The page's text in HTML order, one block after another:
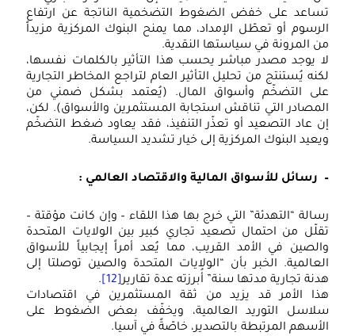
تساعد على خفض الضغوط التضخمية الناتجة عن ارتفاع
الرسوم أو تعطّل الإمداد، مما يمنح البنوك المركزية مزيداً
من المرونة في سياستها النقدية.
لا يوجد مصدر مباشر يحسب هذا التأثير بالكلمات نفسها،
لكنه يُستنتج من تحليل التأثير العام لتراجع المخاطر التجارية
على التضخّم وأسواق المال. (يُعتمد بشكل ضمني من
المصادر التي تناقش استجابة المستثمرين والأسواق). لكن،
إن عاد التصعيد أو تعذّر التنفيذ، فقد يعاود ضغط التضخّم
ويعيد البنوك المركزية إلى خيار تشديد السياسة.
– رسائل للأسواق المالية والاقتصاد العالمي :
رسالة “التهدئة” التي خرج بها هذا اللقاء – وإن كانت مؤقتة –
تقلّل من احتمال تصعيد تجاري كبير بين الولايات المتحدة
والصين في الأمد القريب، مما يُعد أمراً إيجابياً للأسواق
العالمية. الخبر بأن “الولايات المتحدة والصين توصلتا إلى
هدنة تجارية مدتها سنة” أُبرزته عدة تقارير[12]
.
هذا الأمر قد يزيد من ثقة المستثمرين في اقتصادات
سلاسل التوريد العالمية، ويخفّف بعض الضغوط على
الأسهم المرتبطة بالتصدير، خاصّةً في آسيا.